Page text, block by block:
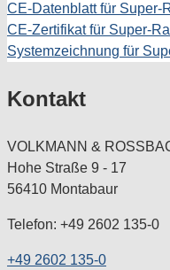
CE-Datenblatt für Super-
CE-Zertifikat für Super-
Systemzeichnung für
Kontakt
VOLKMANN &
Hohe Straße 9 - 17
56410 Montabaur
Telefon: +49 2602 135-0
+49 2602 135-0